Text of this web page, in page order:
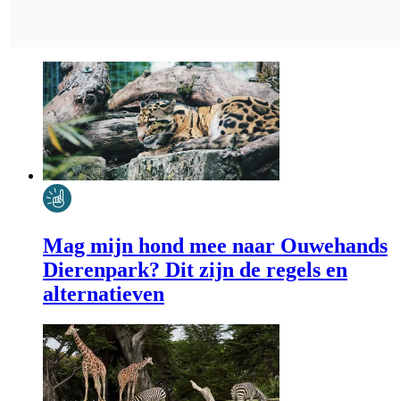
Mag mijn hond mee naar Ouwehands
Dierenpark? Dit zijn de regels en
alternatieven